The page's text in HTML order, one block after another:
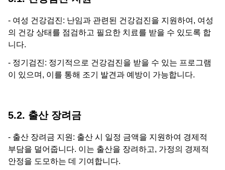
- 여성 건강검진: 난임과 관련된 건강검진을 지원하여, 여성
의 건강 상태를 점검하고 필요한 치료를 받을 수 있도록 합
니다.
- 정기검진: 정기적으로 건강검진을 받을 수 있는 프로그램
이 있으며, 이를 통해 조기 발견과 예방이 가능합니다.
5.2. 출산 장려금
- 출산 장려금 지원: 출산 시 일정 금액을 지원하여 경제적
부담을 덜어줍니다. 이는 출산을 장려하고, 가정의 경제적
안정을 도모하는 데 기여합니다.